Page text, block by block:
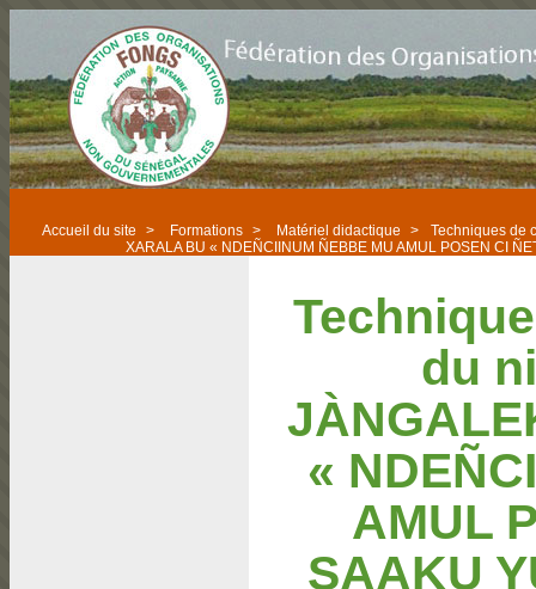
Accueil du site > Formations > Matériel didactique >
Techniques de
XARALA BU « NDEÑCIINUM ÑEBBE MU AMUL POSEN CI
du
«
AMUL
SAAKU